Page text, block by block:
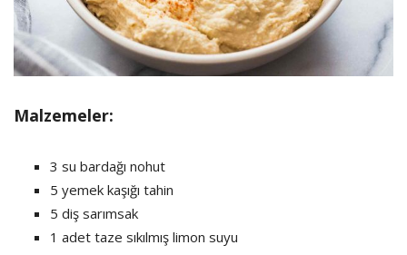
Malzemeler:
3 su bardağı nohut
5 yemek kaşığı tahin
5 diş sarımsak
1 adet taze sıkılmış limon suyu